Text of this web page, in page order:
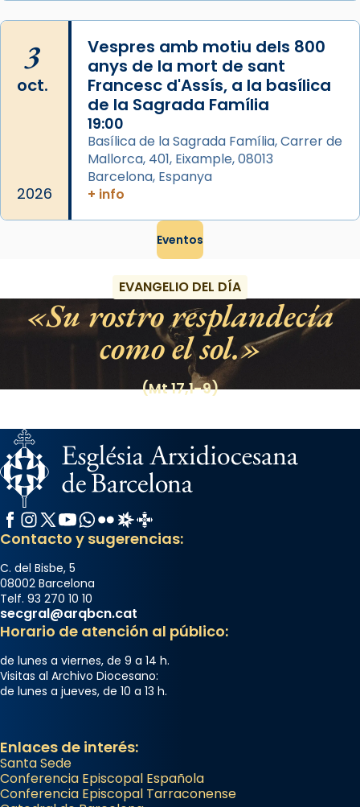
3
oct.
2026
Vespres amb motiu dels 800
anys de la mort de sant
Francesc d'Assís, a la basílica
de la Sagrada Família
19:00
Basílica de la Sagrada Família, Carrer de
Mallorca, 401, Eixample, 08013
Barcelona, Espanya
+ info
Eventos
EVANGELIO DEL DÍA
Su rostro resplandecía
como el sol.
(Mt 17,1-9)
Facebook
Instagram
X / Twitter
YouTube
WhatsApp
FlickrRadio Estel
Catalunya Cristiana
Contacto y sugerencias:
C. del Bisbe, 5
08002 Barcelona
Telf. 93 270 10 10
secgral@arqbcn.cat
Horario de atención al público:
de lunes a viernes, de 9 a 14 h.
Visitas al Archivo Diocesano:
de lunes a jueves, de 10 a 13 h.
Enlaces de interés:
Santa Sede
Conferencia Episcopal Española
Conferencia Episcopal Tarraconense